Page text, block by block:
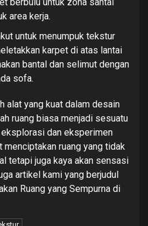
area kerja.
untuk menumpuk tekstur
karpet di atas lantai
bantal dan selimut dengan
sofa.
alat yang kuat dalam desain
ruang biasa menjadi sesuatu
dan eksperimen
menciptakan ruang yang tidak
tetapi juga kaya akan sensasi
artikel kami yang berjudul
Ruang yang Sempurna di